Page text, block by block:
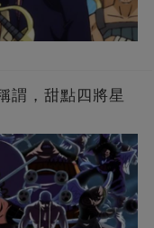
謂，甜點四將星